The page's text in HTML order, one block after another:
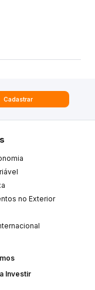
Cadastrar
no Exterior
Investir